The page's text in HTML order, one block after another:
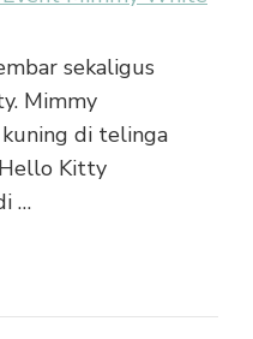
sekaligus
Mimmy
di telinga
Hello Kitty
…